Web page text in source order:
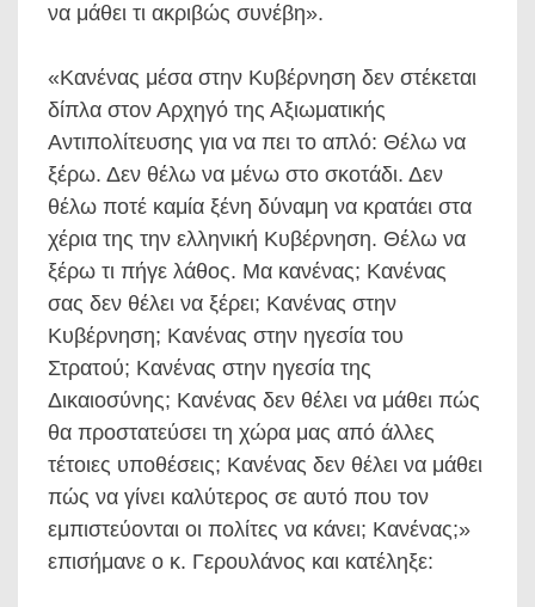
να μάθει τι ακριβώς συνέβη».
«Κανένας μέσα στην Κυβέρνηση δεν στέκεται
δίπλα στον Αρχηγό της Αξιωματικής
Αντιπολίτευσης για να πει το απλό: Θέλω να
ξέρω. Δεν θέλω να μένω στο σκοτάδι. Δεν
θέλω ποτέ καμία ξένη δύναμη να κρατάει στα
χέρια της την ελληνική Κυβέρνηση. Θέλω να
ξέρω τι πήγε λάθος. Μα κανένας; Κανένας
σας δεν θέλει να ξέρει; Κανένας στην
Κυβέρνηση; Κανένας στην ηγεσία του
Στρατού; Κανένας στην ηγεσία της
Δικαιοσύνης; Κανένας δεν θέλει να μάθει πώς
θα προστατεύσει τη χώρα μας από άλλες
τέτοιες υποθέσεις; Κανένας δεν θέλει να μάθει
πώς να γίνει καλύτερος σε αυτό που τον
εμπιστεύονται οι πολίτες να κάνει; Κανένας;»
επισήμανε ο κ. Γερουλάνος και κατέληξε: